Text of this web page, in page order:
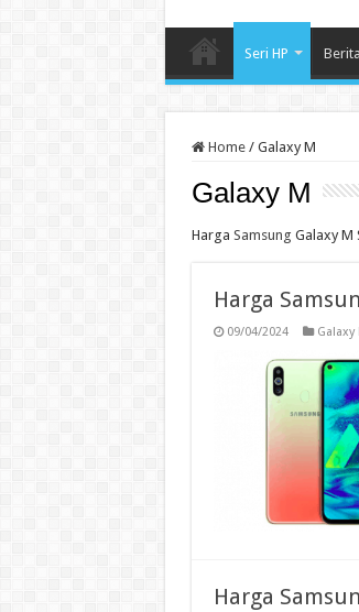
Seri HP
Home / Galaxy M
Galaxy M
Harga Samsung Galaxy M
Harga
09/04/2024 Galaxy
Harga